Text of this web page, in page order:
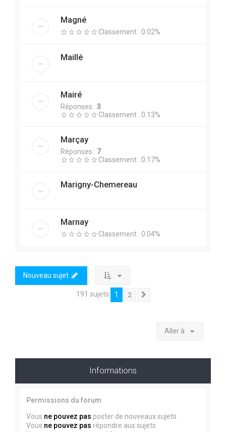
Magné
Classement : 0.02%
Maillé
Mairé
Réponses : 3
Classement : 0.13%
Marçay
Réponses : 7
Classement : 0.17%
Marigny-Chemereau
Marnay
Classement : 0.04%
Nouveau sujet
191 sujets 1 2
Aller à
Informations
Permissions du forum
Vous ne pouvez pas poster de nouveaux sujets
Vous ne pouvez pas répondre aux sujets